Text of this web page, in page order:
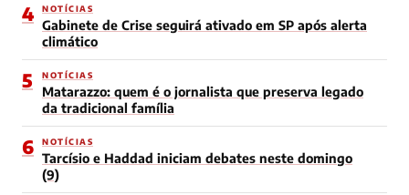
4 NOTÍCIAS
Gabinete de Crise seguirá ativado em SP após alerta
climático
5 NOTÍCIAS
Matarazzo: quem é o jornalista que preserva legado
da tradicional família
6 NOTÍCIAS
Tarcísio e Haddad iniciam debates neste domingo
(9)